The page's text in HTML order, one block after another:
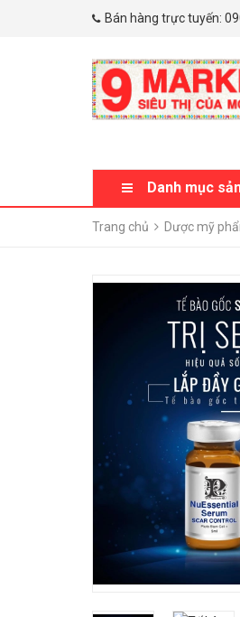
Bán hàng trực tuyến:
Danh mục
Trang chủ Dược mỹ